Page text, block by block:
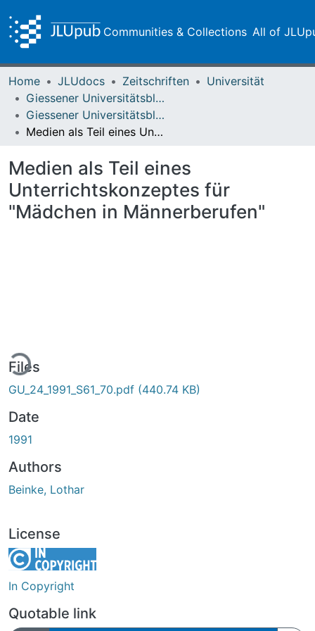
Communities & Collections All of
Home JLUdocs Zeitschriften
Universität
Giessener Universitätsblätter
Giessener Universitätsblätter 24 (1991)
Medien als Teil eines Unterrichtskonzeptes für "Mädchen in Männerberufen"
Medien als Teil eines
Unterrichtskonzeptes für
"Mädchen in Männerberufen"
Files
GU_24_1991_S61_70.pdf (440.74 KB)
Date
1991
Authors
Beinke, Lothar
License
In Copyright
Quotable link